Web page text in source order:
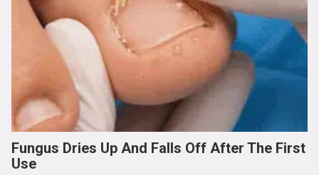
Fungus Dries Up And Falls Off After The First
Use